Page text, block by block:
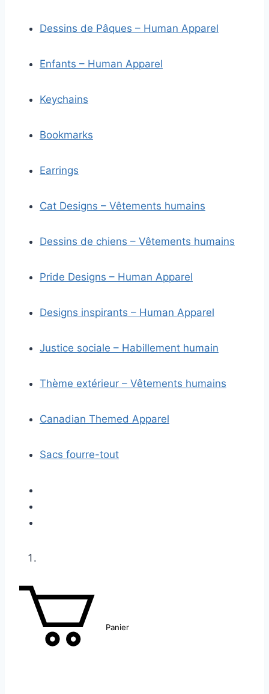
Dessins de Pâques – Human Apparel
Enfants – Human Apparel
Keychains
Bookmarks
Earrings
Cat Designs – Vêtements humains
Dessins de chiens – Vêtements humains
Pride Designs – Human Apparel
Designs inspirants – Human Apparel
Justice sociale – Habillement humain
Thème extérieur – Vêtements humains
Canadian Themed Apparel
Sacs fourre-tout
Panier